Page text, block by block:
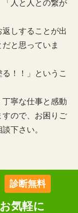
人と人との繋が
しすることが出
と思っていま
！！」というこ
寧な仕事と感動
すので、お困りご
下さい。
診断無料
気軽に